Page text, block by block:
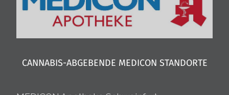
CANNABIS-ABGEBENDE MEDICON STANDORTE